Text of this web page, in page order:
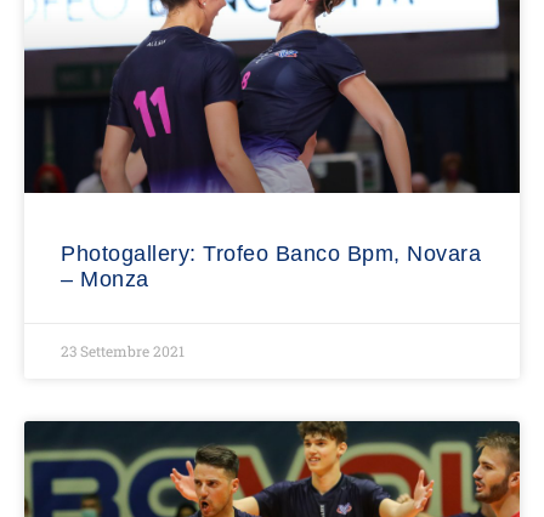
Photogallery: Trofeo Banco Bpm, Novara
– Monza
23 Settembre 2021